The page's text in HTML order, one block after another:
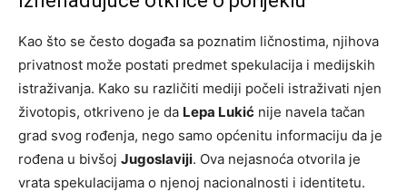
Kao što se često događa sa poznatim ličnostima, njihova
privatnost može postati predmet spekulacija i medijskih
istraživanja. Kako su različiti mediji počeli istraživati njen
životopis, otkriveno je da Lepa Lukić nije navela tačan
grad svog rođenja, nego samo općenitu informaciju da je
rođena u bivšoj Jugoslaviji. Ova nejasnoća otvorila je
vrata spekulacijama o njenoj nacionalnosti i identitetu.